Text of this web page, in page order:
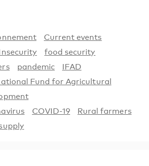
Current events
food security
pandemic
IFAD
Fund for Agricultural
COVID-19
Rural farmers